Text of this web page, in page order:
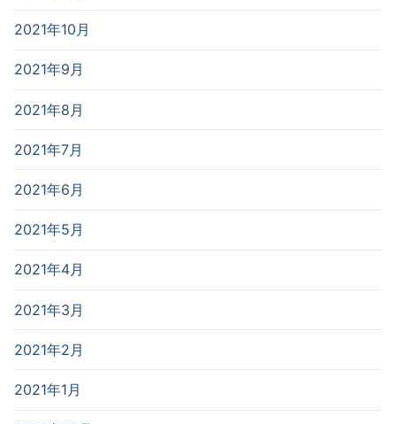
2021年10月
2021年9月
2021年8月
2021年7月
2021年6月
2021年5月
2021年4月
2021年3月
2021年2月
2021年1月